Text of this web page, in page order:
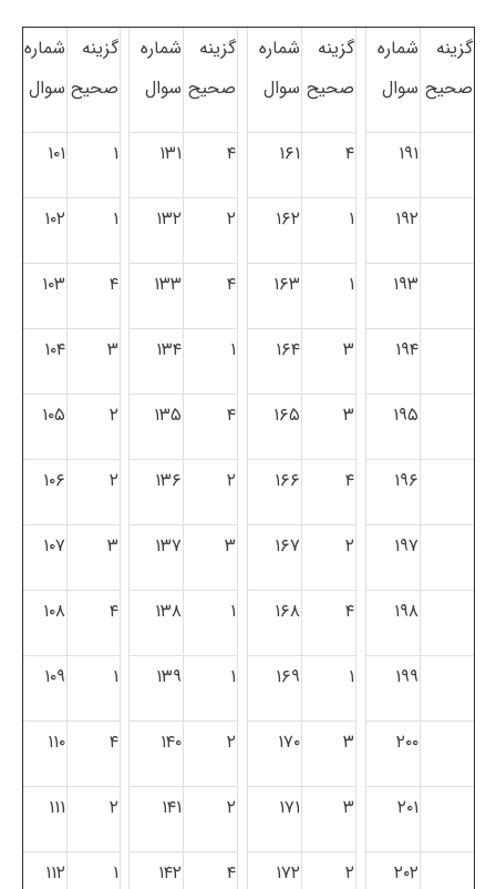
گزینه
صحیح
شماره
سوال
گزینه
صحیح
شماره
سوال
گزینه
صحیح
شماره
سوال
گزینه
صحیح
شماره
سوال
۱۹۱ ۴ ۱۶۱ ۴ ۱۳۱ ۱ ۱۰۱
۱۹۲ ۱ ۱۶۲ ۲ ۱۳۲ ۱ ۱۰۲
۱۹۳ ۱ ۱۶۳ ۴ ۱۳۳ ۴ ۱۰۳
۱۹۴ ۳ ۱۶۴ ۱ ۱۳۴ ۳ ۱۰۴
۱۹۵ ۳ ۱۶۵ ۴ ۱۳۵ ۲ ۱۰۵
۱۹۶ ۴ ۱۶۶ ۲ ۱۳۶ ۲ ۱۰۶
۱۹۷ ۲ ۱۶۷ ۳ ۱۳۷ ۳ ۱۰۷
۱۹۸ ۴ ۱۶۸ ۱ ۱۳۸ ۴ ۱۰۸
۱۹۹ ۱ ۱۶۹ ۱ ۱۳۹ ۱ ۱۰۹
۲۰۰ ۳ ۱۷۰ ۲ ۱۴۰ ۴ ۱۱۰
۲۰۱ ۳ ۱۷۱ ۲ ۱۴۱ ۲ ۱۱۱
۲۰۲ ۲ ۱۷۲ ۴ ۱۴۲ ۱ ۱۱۲